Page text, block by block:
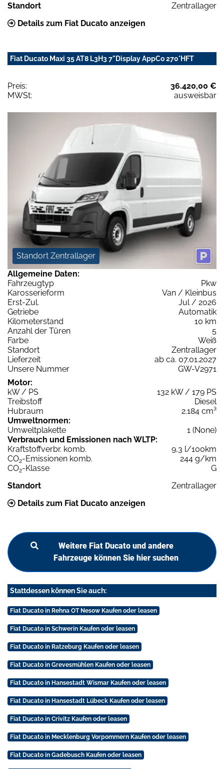
Standort
Zentrallager
Details zum Fiat Ducato anzeigen
Fiat Ducato Maxi 35 AT8 L3H3 7"Display AppCo 270°HFT
Preis:
36.420,00 €
MWSt:
ausweisbar
Standort Zentrallager
Allgemeine Daten:
Fahrzeugtyp
Pkw
Karosserieform
Van / Kleinbus
Erst-Zul.
Jul / 2026
Getriebe
Automatik
Kilometerstand
10 km
Anzahl der Türen
5
Farbe
Weiß
Standort
Zentrallager
Lieferzeit
ab ca. 07.01.2027
Unsere Nummer
GW-V2971
Motor:
kW / PS
132 kW / 179 PS
Treibstoff
Diesel
Hubraum
2.184 cm³
Umweltnormen:
Umweltplakette
1 (None)
Verbrauch und Emissionen nach WLTP:
Kraftstoffverbr. komb.
9,3 l/100km
CO2-Emissionen komb.
244 g/km
CO2-Klasse
G
Standort
Zentrallager
Details zum Fiat Ducato anzeigen
Weitere Fiat Ducato und andere
Fahrzeuge können Sie hier suchen
Stattdessen können Sie auch:
Fiat Ducato in Rehna OT Nesow Kaufen oder leasen
Fiat Ducato in Schwerin Kaufen oder leasen
Fiat Ducato in Ratzeburg Kaufen oder leasen
Fiat Ducato in Grevesmühlen Kaufen oder leasen
Fiat Ducato in Hansestadt Wismar Kaufen oder leasen
Fiat Ducato in Hansestadt Lübeck Kaufen oder leasen
Fiat Ducato in Crivitz Kaufen oder leasen
Fiat Ducato in Mecklenburg Vorpommern Kaufen oder leasen
Fiat Ducato in Gadebusch Kaufen oder leasen